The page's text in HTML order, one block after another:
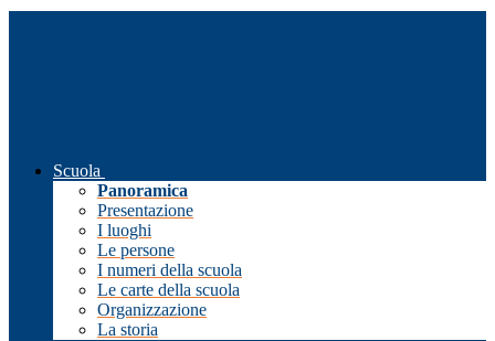
Scuola
Panoramica
Presentazione
I luoghi
Le persone
I numeri della scuola
Le carte della scuola
Organizzazione
La storia